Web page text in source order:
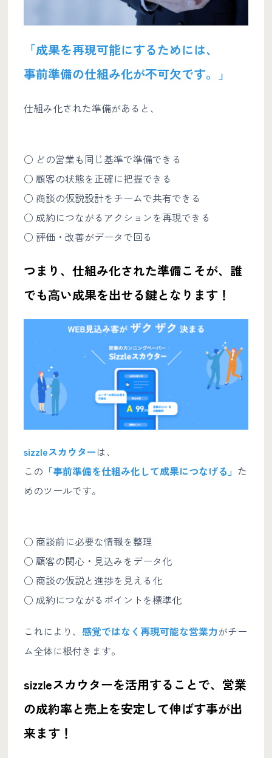
「成果を再現可能にするためには、
事前準備の仕組み化が不可欠です。」
仕組み化された準備があると、
○ どの営業も同じ基準で準備できる
○ 顧客の状態を正確に把握できる
○ 商談の仮説設計をチームで共有できる
○ 成約につながるアクションを再現できる
○ 評価・改善がデータで回る
つまり、仕組み化された準備こそが、誰
でも高い成果を出せる鍵となります！
sizzleスカウターは、
この 「事前準備を仕組み化して成果につなげる」 た
めのツールです。
○ 商談前に必要な情報を整理
○ 顧客の関心・見込みをデータ化
○ 商談の仮説と進捗を見える化
○ 成約につながるポイントを標準化
これにより、 感覚ではなく再現可能な営業力がチー
ム全体に根付きます。
sizzleスカウターを活用することで、営業
の成約率と売上を安定して伸ばす事が出
来ます！